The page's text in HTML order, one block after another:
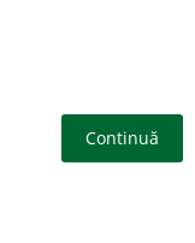
Continuă